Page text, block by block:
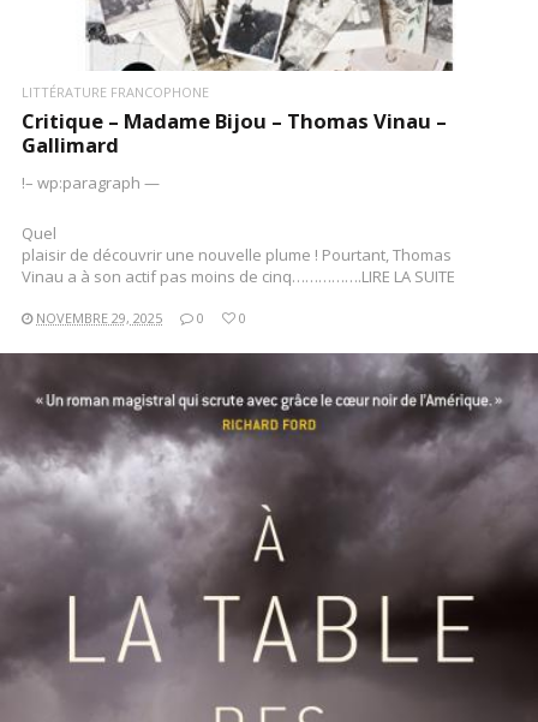
LITTÉRATURE FRANCOPHONE
Critique – Madame Bijou – Thomas Vinau –
Gallimard
!– wp:paragraph —
Quel
plaisir de découvrir une nouvelle plume ! Pourtant, Thomas
Vinau a à son actif pas moins de cinq…………….LIRE LA SUITE
NOVEMBRE 29, 2025 0 0